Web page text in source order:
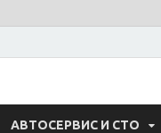
АВТОСЕРВИС И СТО